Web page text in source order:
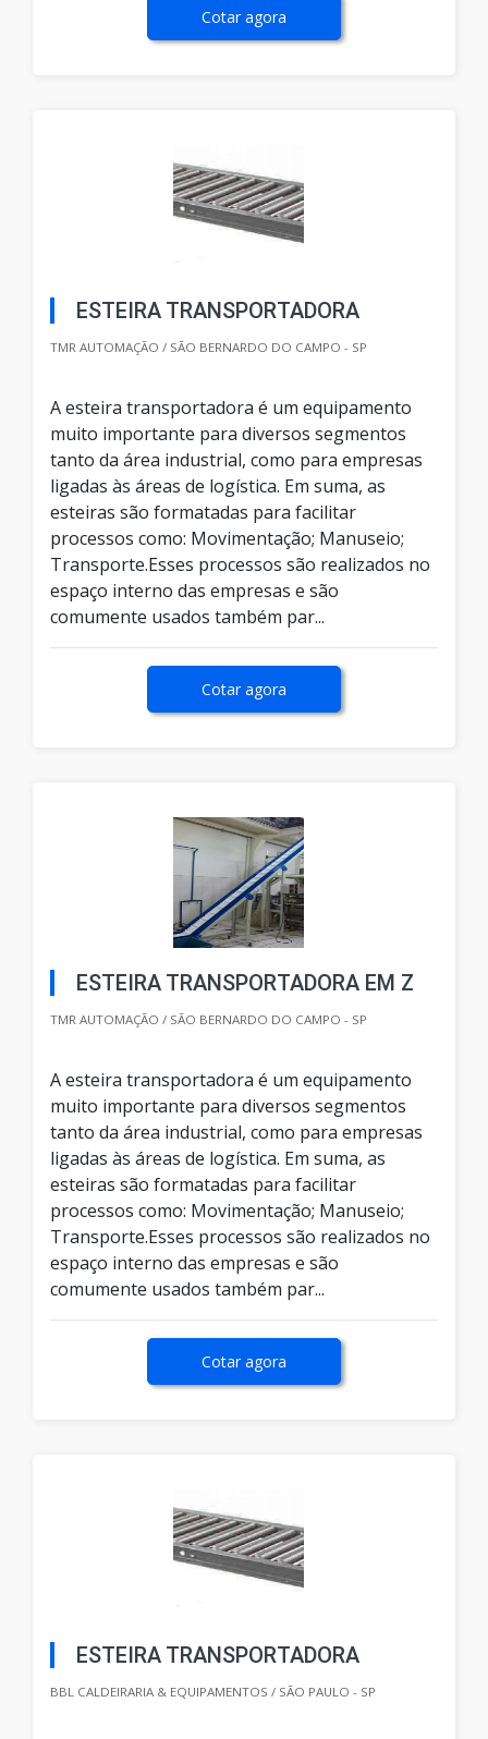
Cotar agora
ESTEIRA TRANSPORTADORA
TMR AUTOMAÇÃO / SÃO BERNARDO DO CAMPO - SP
A esteira transportadora é um equipamento
muito importante para diversos segmentos
tanto da área industrial, como para empresas
ligadas às áreas de logística. Em suma, as
esteiras são formatadas para facilitar
processos como: Movimentação; Manuseio;
Transporte.Esses processos são realizados no
espaço interno das empresas e são
comumente usados também par...
Cotar agora
ESTEIRA TRANSPORTADORA EM Z
TMR AUTOMAÇÃO / SÃO BERNARDO DO CAMPO - SP
A esteira transportadora é um equipamento
muito importante para diversos segmentos
tanto da área industrial, como para empresas
ligadas às áreas de logística. Em suma, as
esteiras são formatadas para facilitar
processos como: Movimentação; Manuseio;
Transporte.Esses processos são realizados no
espaço interno das empresas e são
comumente usados também par...
Cotar agora
ESTEIRA TRANSPORTADORA
BBL CALDEIRARIA & EQUIPAMENTOS / SÃO PAULO - SP